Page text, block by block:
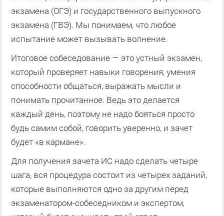
экзамена (ОГЭ) и государственного выпускного
экзамена (ГВЭ). Мы понимаем, что любое
испытание может вызывать волнение.
Итоговое собеседование — это устный экзамен,
который проверяет навыки говорения, умения
способности общаться, выражать мысли и
понимать прочитанное. Ведь это делается
каждый день, поэтому не надо бояться просто
будь самим собой, говорить уверенно, и зачет
будет «в кармане».
Для получения зачета ИС надо сделать четыре
шага, вся процедура состоит из четырех заданий,
которые выполняются одно за другим перед
экзаменатором-собеседником и экспертом,